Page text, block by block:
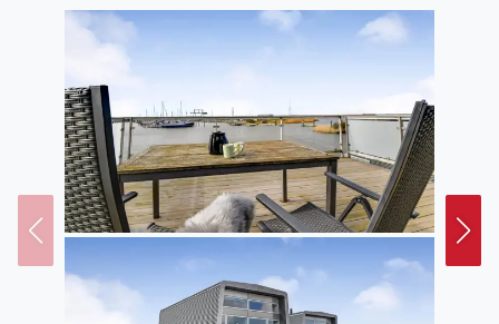
von denen eines mit einem Whirlpool und das andere
mit einer Sauna begeistern, sind beide im Erdgeschoss
platziert. Gegen Zahlung einer Gebühr in Höhe von
400,- DKK können Sie gerne Ihren Hund mit auf das
Hausboot bringen.
Außenbereich
Auch unter freiem Himmel, auf den Sonnendecks,
können Sie Ihre Urlaubstage auf dem Wasser in vollen
Zügen genießen. Sowohl auf dem Erdgeschoss als auch
auf dem Sonnendeck des ersten Stocks können Sie den
Panoramablick bewundern, da sich von hier aus ein